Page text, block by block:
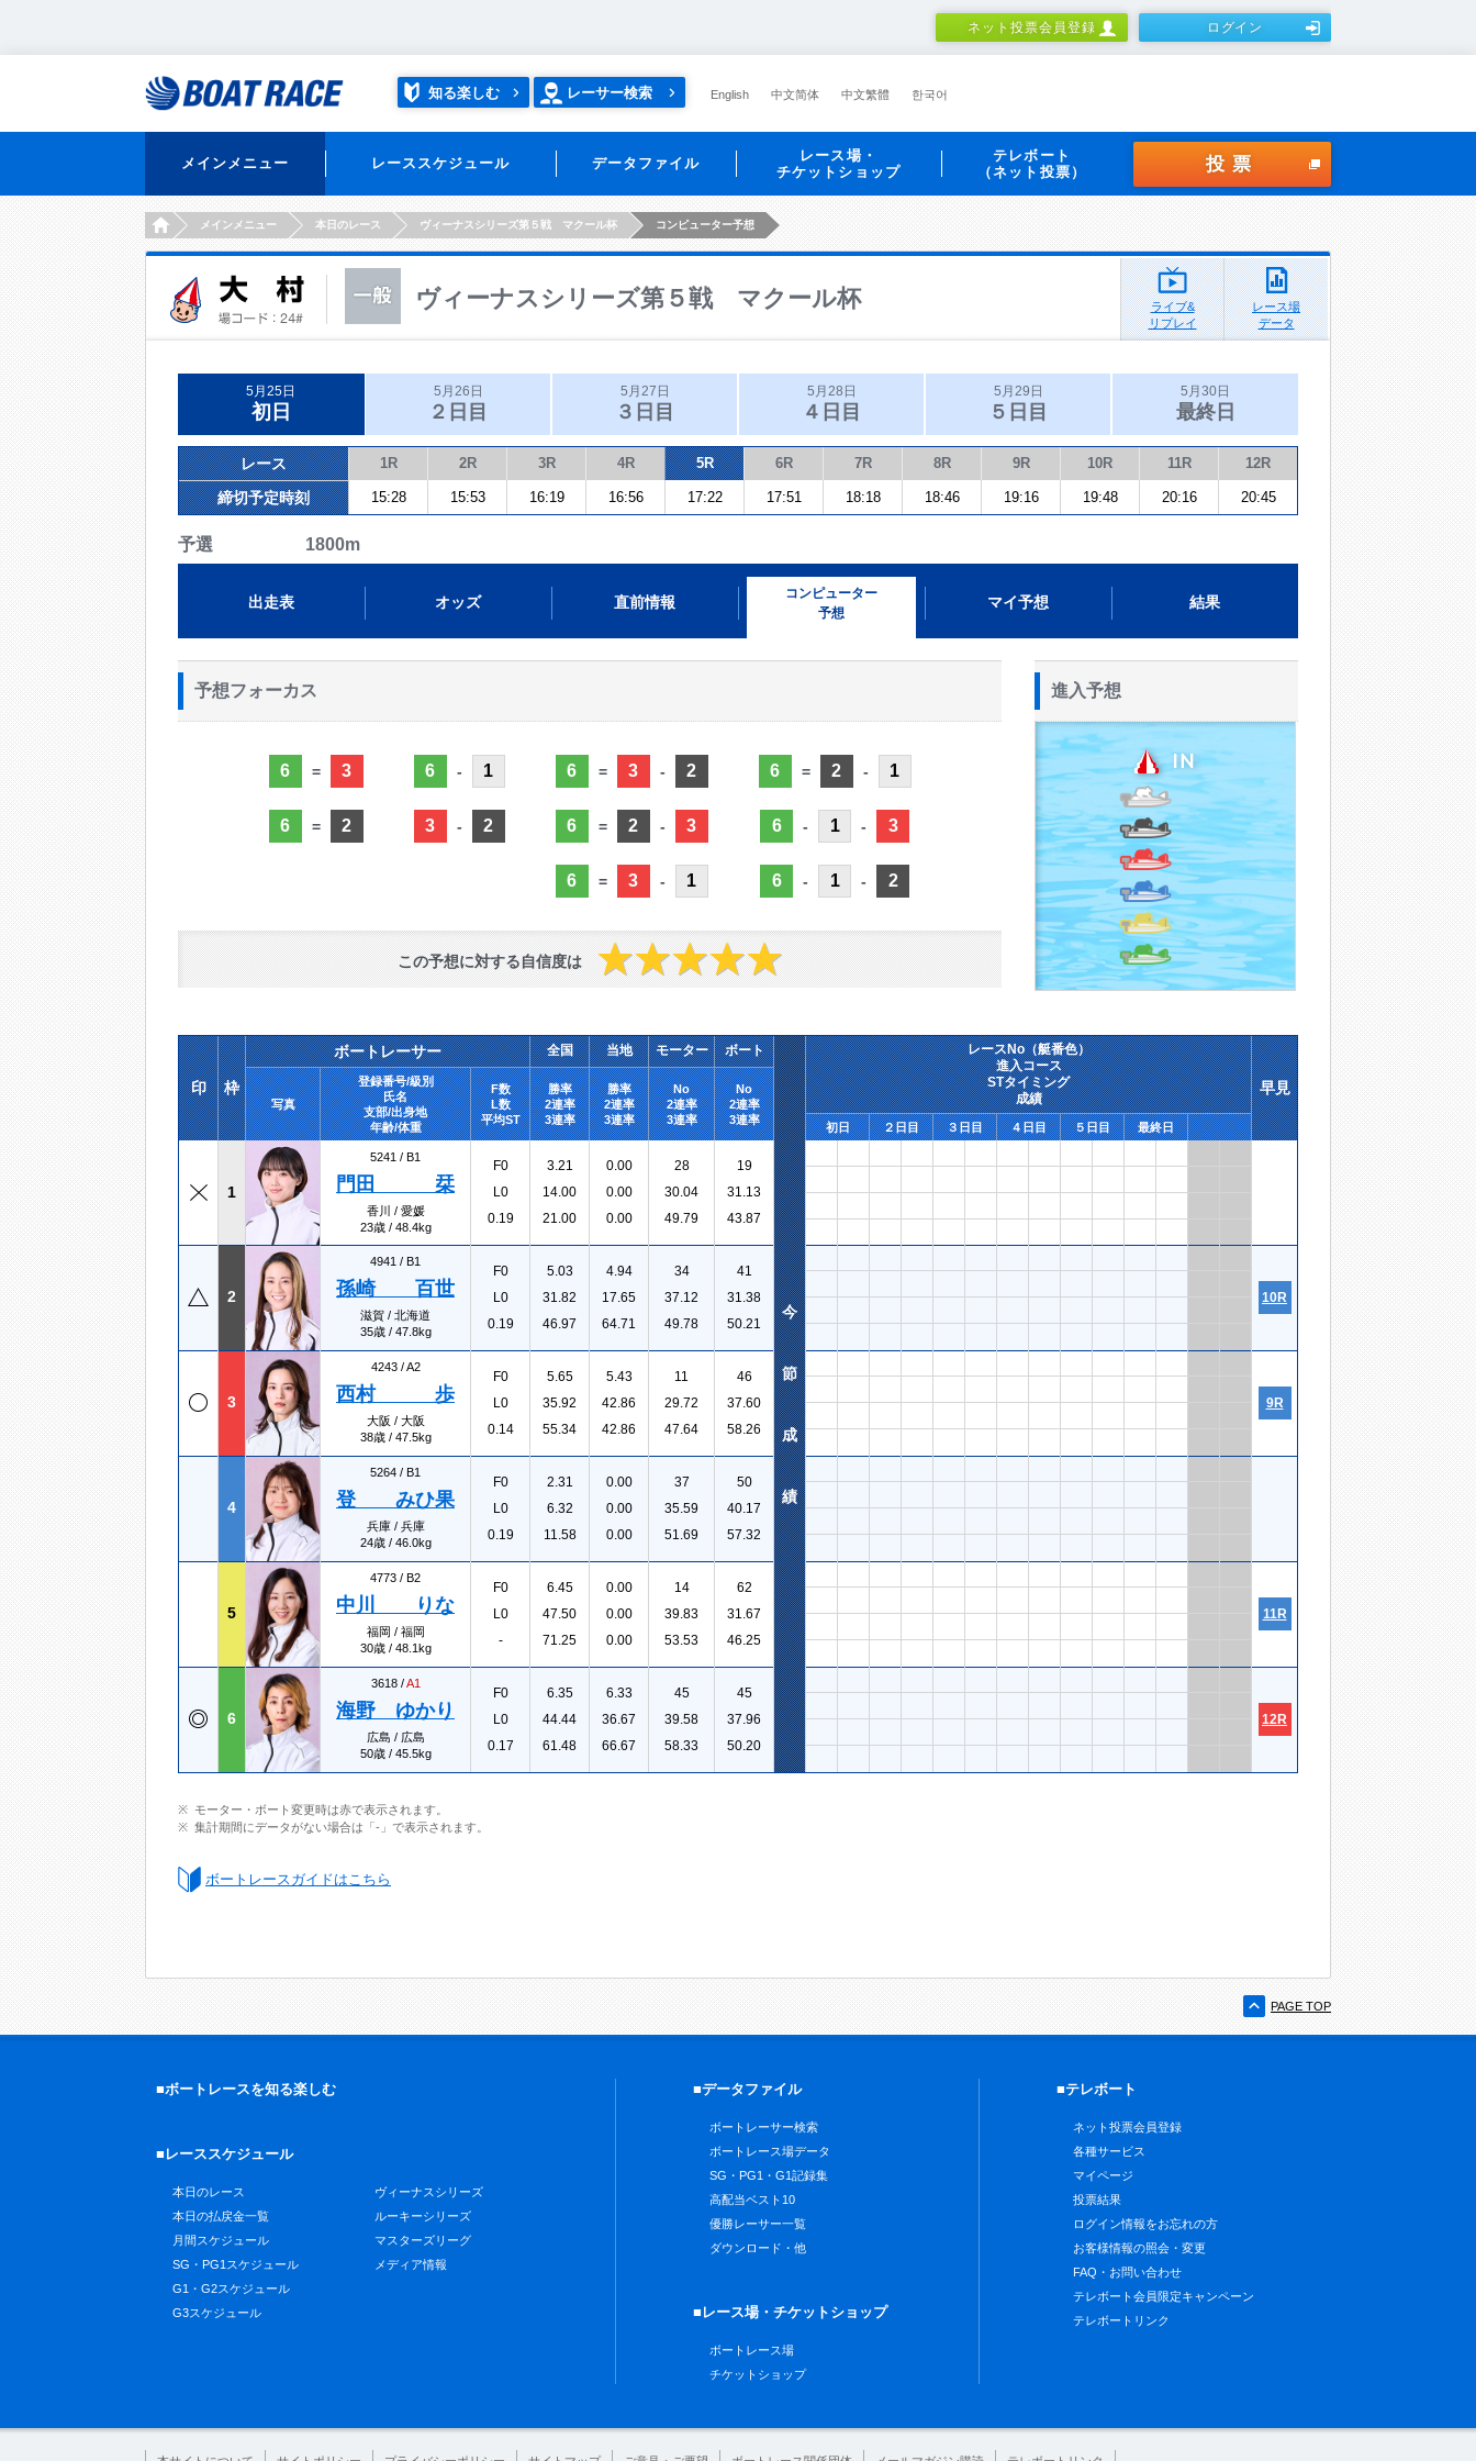
ネット投票会員登録 ログイン
知る楽しむ レーサー検索 English 中文简体 中文繁體 한국어
メインメニュー レーススケジュール データファイル
レース場・
チケットショップ
テレボート
（ネット投票）
投票
HOMEメインメニュー 本日のレース ヴィーナスシリーズ第５戦 マクール杯 コンピューター予想
ヴィーナスシリーズ第５戦 マクール杯
ライブ&
リプレイ
レース場
データ
5月25日
初日
5月26日
２日目
5月27日
３日目
5月28日
４日目
5月29日
５日目
5月30日
最終日
レース 1R 2R 3R 4R 5R 6R 7R 8R 9R 10R 11R 12R
締切予定時刻 15:28 15:53 16:19 16:56 17:22 17:51 18:18 18:46 19:16 19:48 20:16 20:45
予選 1800m
出走表 オッズ 直前情報
コンピューター
予想
マイ予想 結果
予想フォーカス
6 = 3
6 = 2
6 - 1
3 - 2
6 = 3 - 2
6 = 2 - 3
6 = 3 - 1
6 = 2 - 1
6 - 1 - 3
6 - 1 - 2
この予想に対する自信度は
進入予想
印 枠
ボートレーサー 全国 当地 モーター ボート
レースNo（艇番色）
進入コース
STタイミング
成績
早見
写真
登録番号/級別
氏名
支部/出身地
年齢/体重
F数
L数
平均ST
勝率
2連率
3連率
勝率
2連率
3連率
No
2連率
3連率
No
2連率
3連率
初日 ２日目 ３日目 ４日目 ５日目 最終日
1
5241 / B1
門田 栞
香川 / 愛媛
23歳 / 48.4kg
F0
L0
0.19
3.21
14.00
21.00
0.00
0.00
0.00
28
30.04
49.79
19
31.13
43.87
2
4941 / B1
孫崎 百世
滋賀 / 北海道
35歳 / 47.8kg
F0
L0
0.19
5.03
31.82
46.97
4.94
17.65
64.71
34
37.12
49.78
41
31.38
50.21
10R
3
4243 /A2
西村 歩
大阪 / 大阪
38歳 / 47.5kg
F0
L0
0.14
5.65
35.92
55.34
5.43
42.86
42.86
11
29.72
47.64
46
37.60
58.26
9R
4
5264 / B1
登 みひ果
兵庫 / 兵庫
24歳 / 46.0kg
F0
L0
0.19
2.31
6.32
11.58
0.00
0.00
0.00
37
35.59
51.69
50
40.17
57.32
5
4773 / B2
中川 りな
福岡 / 福岡
30歳 / 48.1kg
F0
L0
-
6.45
47.50
71.25
0.00
0.00
0.00
14
39.83
53.53
62
31.67
46.25
11R
6
3618 /A1
海野 ゆかり
広島 / 広島
50歳 / 45.5kg
F0
L0
0.17
6.35
44.44
61.48
6.33
36.67
66.67
45
39.58
58.33
45
37.96
50.20
12R
今
節
成
績
モーター・ボート変更時は赤で表示されます。
集計期間にデータがない場合は「-」で表示されます。
ボートレースガイドはこちら
PAGE TOP
■ボートレースを知る楽しむ
■レーススケジュール
本日のレース
本日の払戻金一覧
月間スケジュール
SG・PG1スケジュール
G1・G2スケジュール
G3スケジュール
ヴィーナスシリーズ
ルーキーシリーズ
マスターズリーグ
メディア情報
■データファイル
ボートレーサー検索
ボートレース場データ
SG・PG1・G1記録集
高配当ベスト10
優勝レーサー一覧
ダウンロード・他
■レース場・チケットショップ
ボートレース場
チケットショップ
■テレボート
ネット投票会員登録
各種サービス
マイページ
投票結果
ログイン情報をお忘れの方
お客様情報の照会・変更
FAQ・お問い合わせ
テレボート会員限定キャンペーン
テレボートリンク